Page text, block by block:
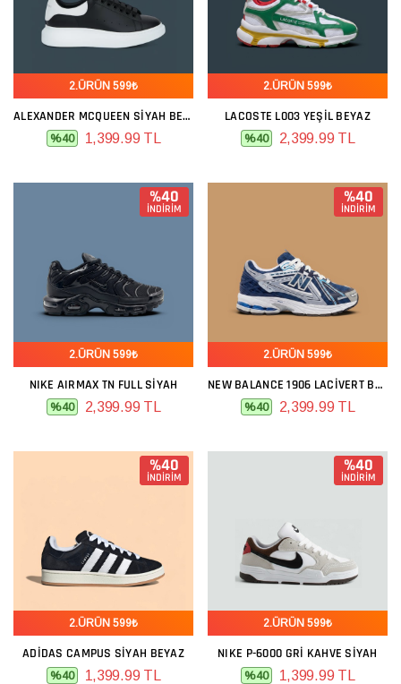
2.ÜRÜN 599₺
ALEXANDER MCQUEEN SIYAH BEYAZ
%40 1,399.99 TL
2.ÜRÜN 599₺
LACOSTE L003 YEŞIL BEYAZ
%40 2,399.99 TL
%40
İNDİRİM
2.ÜRÜN 599₺
NIKE AIRMAX TN FULL SIYAH
%40 2,399.99 TL
%40
İNDİRİM
2.ÜRÜN 599₺
NEW BALANCE 1906 LACIVERT BEYAZ
%40 2,399.99 TL
%40
İNDİRİM
2.ÜRÜN 599₺
ADIDAS CAMPUS SIYAH BEYAZ
%40 1,399.99 TL
%40
İNDİRİM
2.ÜRÜN 599₺
NIKE P-6000 GRI KAHVE SIYAH
%40 1,399.99 TL